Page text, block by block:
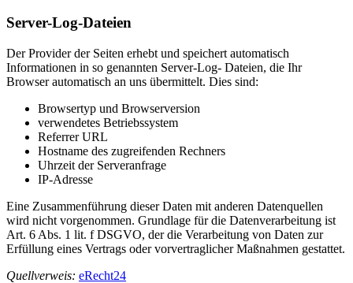
Server-Log-Dateien
Der Provider der Seiten erhebt und speichert automatisch
Informationen in so genannten Server-Log- Dateien, die Ihr
Browser automatisch an uns übermittelt. Dies sind:
Browsertyp und Browserversion
verwendetes Betriebssystem
Referrer URL
Hostname des zugreifenden Rechners
Uhrzeit der Serveranfrage
IP-Adresse
Eine Zusammenführung dieser Daten mit anderen Datenquellen
wird nicht vorgenommen. Grundlage für die Datenverarbeitung ist
Art. 6 Abs. 1 lit. f DSGVO, der die Verarbeitung von Daten zur
Erfüllung eines Vertrags oder vorvertraglicher Maßnahmen gestattet.
Quellverweis: eRecht24